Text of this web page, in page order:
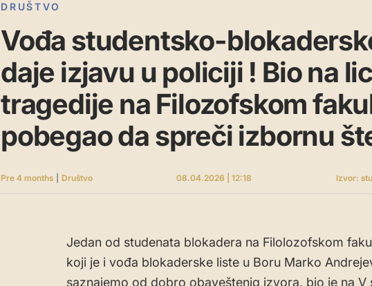
DRUŠTVO
Vođa studentsko-
daje izjavu u policiji ! Bio na
tragedije na Filozofskom
pobegao da spreči izbornu
Pre 4 months Društvo 08.04.2026 | 12:18 Izvor:
Jedan od studenata blokadera na Filolozofskom
koji je i vođa blokaderske liste u Boru Marko
saznajemo od dobro obaveštenig izvora, bio je na V